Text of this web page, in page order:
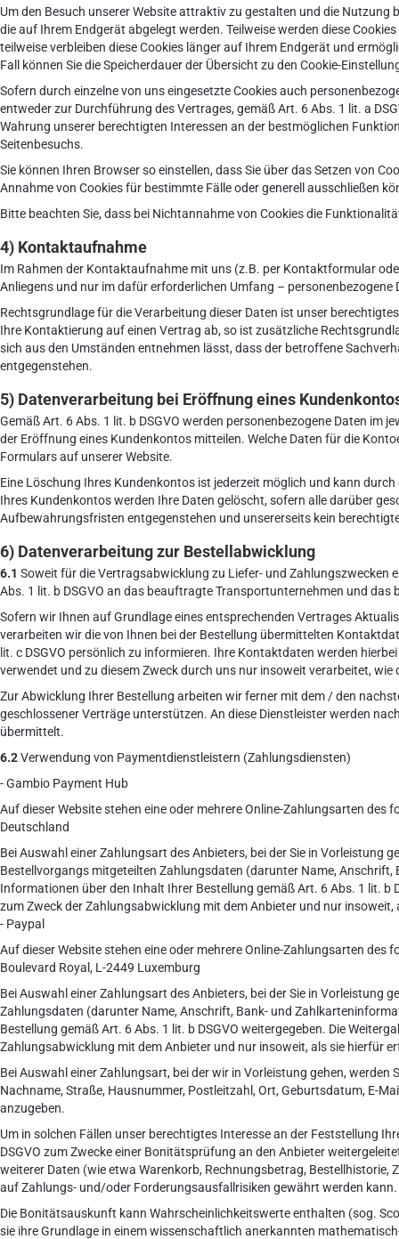
Um den Besuch unserer Website attraktiv zu gestalten und die
die auf Ihrem Endgerät abgelegt werden. Teilweise werden diese
teilweise verbleiben diese Cookies länger auf Ihrem Endgerät und
Fall können Sie die Speicherdauer der Übersicht zu den Cookie-
Sofern durch einzelne von uns eingesetzte Cookies auch
entweder zur Durchführung des Vertrages, gemäß Art. 6 Abs. 1 lit. a
Wahrung unserer berechtigten Interessen an der bestmöglichen
Seitenbesuchs.
Sie können Ihren Browser so einstellen, dass Sie über das Setzen von
Annahme von Cookies für bestimmte Fälle oder generell ausschließen
Bitte beachten Sie, dass bei Nichtannahme von Cookies die
4) Kontaktaufnahme
Im Rahmen der Kontaktaufnahme mit uns (z.B. per Kontaktformular
Anliegens und nur im dafür erforderlichen Umfang – personenbezogene
Rechtsgrundlage für die Verarbeitung dieser Daten ist unser
Ihre Kontaktierung auf einen Vertrag ab, so ist zusätzliche
sich aus den Umständen entnehmen lässt, dass der betroffene
entgegenstehen.
5) Datenverarbeitung bei Eröffnung eines
Gemäß Art. 6 Abs. 1 lit. b DSGVO werden personenbezogene Daten im
der Eröffnung eines Kundenkontos mitteilen. Welche Daten für die
Formulars auf unserer Website.
Eine Löschung Ihres Kundenkontos ist jederzeit möglich und kann
Ihres Kundenkontos werden Ihre Daten gelöscht, sofern alle darüber
Aufbewahrungsfristen entgegenstehen und unsererseits kein
6) Datenverarbeitung zur Bestellabwicklung
6.1 Soweit für die Vertragsabwicklung zu Liefer- und Zahlungszwecken
Abs. 1 lit. b DSGVO an das beauftragte Transportunternehmen und
Sofern wir Ihnen auf Grundlage eines entsprechenden Vertrages
verarbeiten wir die von Ihnen bei der Bestellung übermittelten
lit. c DSGVO persönlich zu informieren. Ihre Kontaktdaten werden
verwendet und zu diesem Zweck durch uns nur insoweit verarbeitet,
Zur Abwicklung Ihrer Bestellung arbeiten wir ferner mit dem / den
geschlossener Verträge unterstützen. An diese Dienstleister werden
übermittelt.
6.2Verwendung von Paymentdienstleistern (Zahlungsdiensten)
- Gambio Payment Hub
Auf dieser Website stehen eine oder mehrere Online-Zahlungsarten
Deutschland
Bei Auswahl einer Zahlungsart des Anbieters, bei der Sie in Vorleistung
Bestellvorgangs mitgeteilten Zahlungsdaten (darunter Name,
Informationen über den Inhalt Ihrer Bestellung gemäß Art. 6 Abs. 1 lit. b
zum Zweck der Zahlungsabwicklung mit dem Anbieter und nur
- Paypal
Auf dieser Website stehen eine oder mehrere Online-Zahlungsarten des
Boulevard Royal, L-2449 Luxemburg
Bei Auswahl einer Zahlungsart des Anbieters, bei der Sie in Vorleistung
Zahlungsdaten (darunter Name, Anschrift, Bank- und
Bestellung gemäß Art. 6 Abs. 1 lit. b DSGVO weitergegeben. Die
Zahlungsabwicklung mit dem Anbieter und nur insoweit, als sie hierfür
Bei Auswahl einer Zahlungsart, bei der wir in Vorleistung gehen,
Nachname, Straße, Hausnummer, Postleitzahl, Ort, Geburtsdatum, E-
anzugeben.
Um in solchen Fällen unser berechtigtes Interesse an der Feststellung
DSGVO zum Zwecke einer Bonitätsprüfung an den Anbieter
weiterer Daten (wie etwa Warenkorb, Rechnungsbetrag,
auf Zahlungs- und/oder Forderungsausfallrisiken gewährt werden kann.
Die Bonitätsauskunft kann Wahrscheinlichkeitswerte enthalten (sog.
sie ihre Grundlage in einem wissenschaftlich anerkannten